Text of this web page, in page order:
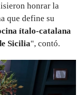
honrar la
que define su
ítalo-catalana
Sicilia", contó.